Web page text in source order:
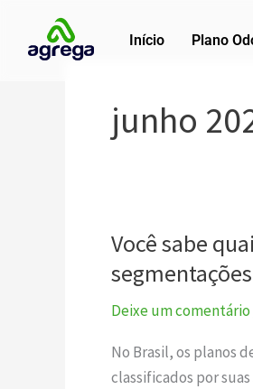
Início Plano
junho
Você sabe
Deixe um comentário
No Brasil, os planos
classificados por
Você
sabe
quais
os
principais
tipos